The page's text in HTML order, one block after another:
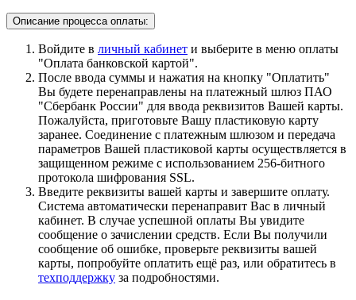
Описание процесса оплаты:
Войдите в личный кабинет и выберите в меню оплаты
"Оплата банковской картой".
После ввода суммы и нажатия на кнопку "Оплатить"
Вы будете перенаправлены на платежный шлюз ПАО
"Сбербанк России" для ввода реквизитов Вашей карты.
Пожалуйста, приготовьте Вашу пластиковую карту
заранее. Соединение с платежным шлюзом и передача
параметров Вашей пластиковой карты осуществляется в
защищенном режиме с использованием 256-битного
протокола шифрования SSL.
Введите реквизиты вашей карты и завершите оплату.
Система автоматически перенаправит Вас в личный
кабинет. В случае успешной оплаты Вы увидите
сообщение о зачислении средств. Если Вы получили
сообщение об ошибке, проверьте реквизиты вашей
карты, попробуйте оплатить ещё раз, или обратитесь в
техподдержку за подробностями.